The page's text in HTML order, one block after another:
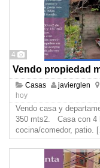
4
Vendo propiedad
Casas javierglen
hoy
Vendo casa y
350 mts2. Casa con 4
cocina/comedor, patio.